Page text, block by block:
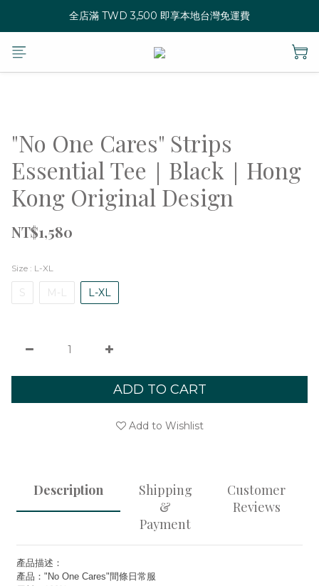
全店滿 TWD 3,500 即享本地台灣免運費
"No One Cares" Strips
Essential Tee｜Black｜Hong
Kong Original Design
NT$1,580
Size : L-XL
S M-L L-XL
ADD TO CART
Add to Wishlist
Description
Shipping
&
Payment
Customer
Reviews
產品描述：
產品："No One Cares"間條日常服